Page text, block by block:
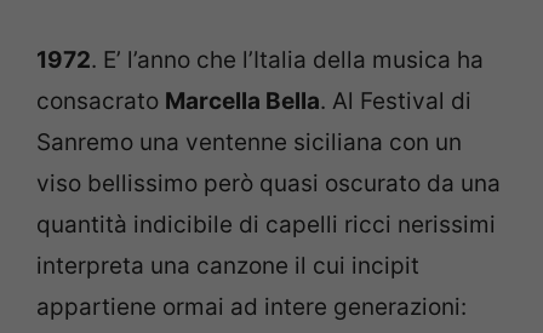
1972. E’ l’anno che l’Italia della musica ha
consacrato Marcella Bella. Al Festival di
Sanremo una ventenne siciliana con un
viso bellissimo però quasi oscurato da una
quantità indicibile di capelli ricci nerissimi
interpreta una canzone il cui incipit
appartiene ormai ad intere generazioni: